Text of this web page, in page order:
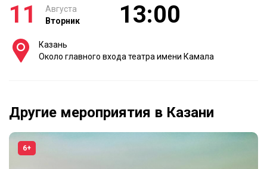
11
Августа
Вторник
13:00
Казань
Около главного входа театра имени Камала
Другие мероприятия в Казани
6+